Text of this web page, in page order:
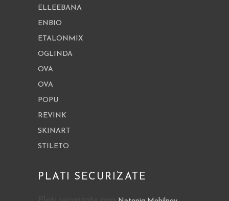
ELLEEBANA
ENBIO
ETALONMIX
OGLINDA
OVA
OVA
POPU
REVINK
SKINART
STILETO
PLATI SECURIZATE